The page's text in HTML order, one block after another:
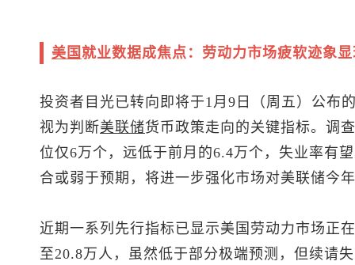
美国 就业数据成焦点：劳动力市场疲软迹象
投资者目光已转向即将于1月9日（周五）公布
视为判断美联储货币政策走向的关键指标。调
位仅6万个，远低于前月的6.4万个，失业率有
合或弱于预期，将进一步强化市场对美联储今
近期一系列先行指标已显示美国劳动力市场正
至20.8万人，虽然低于部分极端预测，但续请